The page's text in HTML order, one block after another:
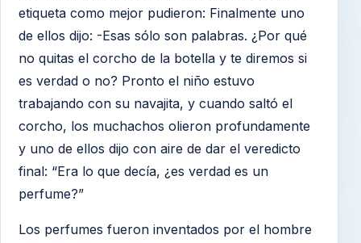
etiqueta como mejor pudieron: Finalmente uno
de ellos dijo: -Esas sólo son palabras. ¿Por qué
no quitas el corcho de la botella y te diremos si
es verdad o no? Pronto el niño estuvo
trabajando con su navajita, y cuando saltó el
corcho, los muchachos olieron profundamente
y uno de ellos dijo con aire de dar el veredicto
final: “Era lo que decía, ¿es verdad es un
perfume?”
Los perfumes fueron inventados por el hombre